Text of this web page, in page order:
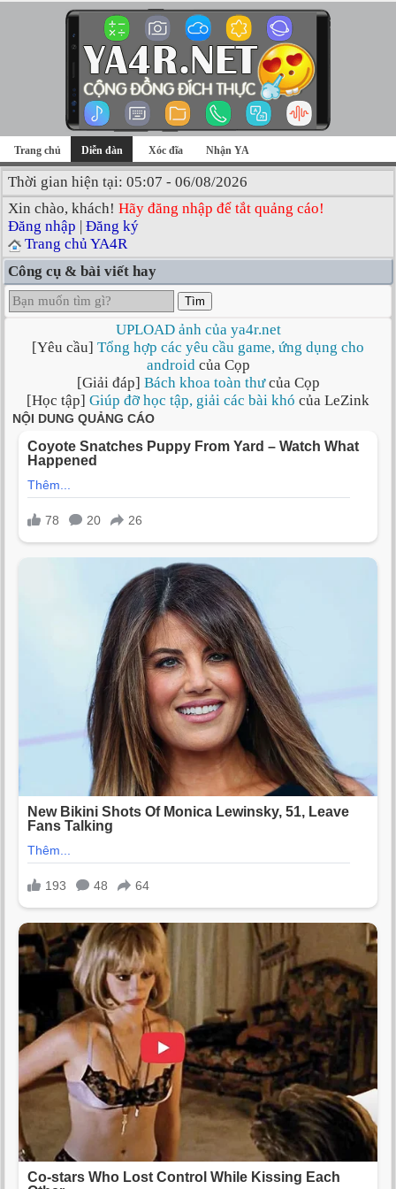
Trang chủ Diễn đàn Xóc đĩa Nhận YA
Thời gian hiện tại: 05:07 - 06/08/2026
Xin chào, khách! Hãy đăng nhập để tắt quảng cáo!
Đăng nhập | Đăng ký
Trang chủ YA4R
Công cụ & bài viết hay
Tìm
UPLOAD ảnh của ya4r.net
[Yêu cầu] Tổng hợp các yêu cầu game, ứng dụng cho
androidcủa Cọp
[Giải đáp] Bách khoa toàn thưcủa Cọp
[Học tập] Giúp đỡ học tập, giải các bài khó của LeZink